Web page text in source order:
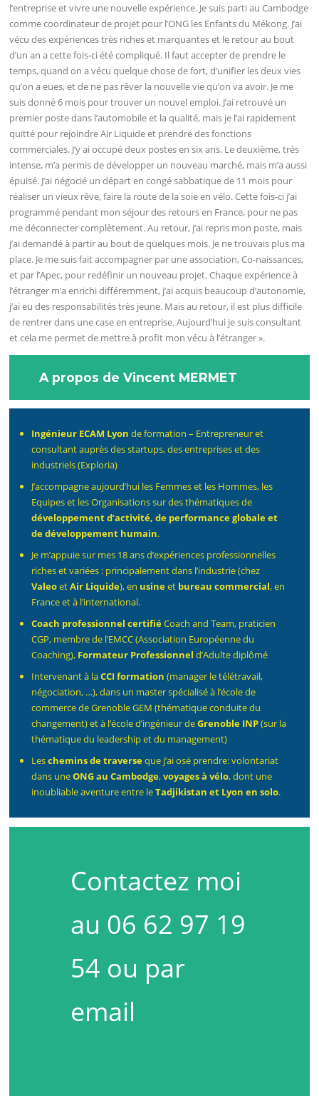
l’entreprise et vivre une nouvelle expérience. Je suis parti au Cambodge
comme coordinateur de projet pour l’ONG les Enfants du Mékong. J’ai
vécu des expériences très riches et marquantes et le retour au bout
d’un an a cette fois-ci été compliqué. Il faut accepter de prendre le
temps, quand on a vécu quelque chose de fort, d’unifier les deux vies
qu’on a eues, et de ne pas rêver la nouvelle vie qu’on va avoir. Je me
suis donné 6 mois pour trouver un nouvel emploi. J’ai retrouvé un
premier poste dans l’automobile et la qualité, mais je l’ai rapidement
quitté pour rejoindre Air Liquide et prendre des fonctions
commerciales. J’y ai occupé deux postes en six ans. Le deuxième, très
intense, m’a permis de développer un nouveau marché, mais m’a aussi
épuisé. J’ai négocié un départ en congé sabbatique de 11 mois pour
réaliser un vieux rêve, faire la route de la soie en vélo. Cette fois-ci j’ai
programmé pendant mon séjour des retours en France, pour ne pas
me déconnecter complètement. Au retour, j’ai repris mon poste, mais
j’ai demandé à partir au bout de quelques mois. Je ne trouvais plus ma
place. Je me suis fait accompagner par une association, Co-naissances,
et par l’Apec, pour redéfinir un nouveau projet. Chaque expérience à
l’étranger m’a enrichi différemment, j’ai acquis beaucoup d’autonomie,
j’ai eu des responsabilités très jeune. Mais au retour, il est plus difficile
de rentrer dans une case en entreprise. Aujourd’hui je suis consultant
et cela me permet de mettre à profit mon vécu à l’étranger ».
A propos de Vincent MERMET
Ingénieur ECAM Lyon de formation – Entrepreneur et
consultant auprès des startups, des entreprises et des
industriels (Exploria)
J’accompagne aujourd’hui les Femmes et les Hommes, les
Equipes et les Organisations sur des thématiques de
développement d’activité, de performance globale et
de développement humain.
Je m’appuie sur mes 18 ans d’expériences professionnelles
riches et variées : principalement dans l’industrie (chez
ValeoetAir Liquide), en usineet bureau commercial, en
France et à l’international.
Coach professionnel certifiéCoach and Team, praticien
CGP, membre de l’EMCC (Association Européenne du
Coaching), Formateur Professionnel d’Adulte diplômé
Intervenant à laCCI formation (manager le télétravail,
négociation, …), dans un master spécialisé à l’école de
commerce de Grenoble GEM (thématique conduite du
changement) et à l’école d’ingénieur deGrenoble INP(sur la
thématique du leadership et du management)
Leschemins de traverseque j’ai osé prendre: volontariat
dans uneONG au Cambodge,voyages à vélo, dont une
inoubliable aventure entre leTadjikistan et Lyon en solo.
Contactez moi
au 06 62 97 19
54 ou par
email